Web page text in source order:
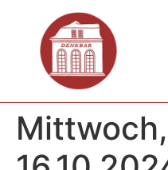
Mittwoch,